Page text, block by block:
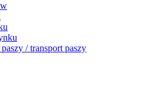
/ transport paszy